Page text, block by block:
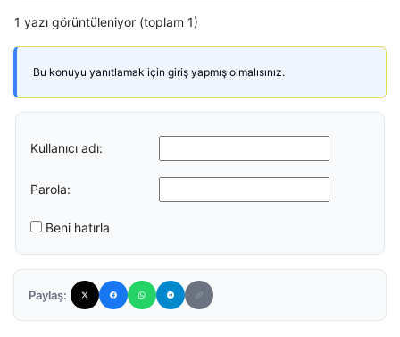
1 yazı görüntüleniyor (toplam 1)
Bu konuyu yanıtlamak için giriş yapmış olmalısınız.
Kullanıcı adı:
Parola:
Beni hatırla
Paylaş: